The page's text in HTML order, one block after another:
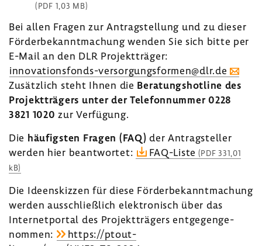
(PDF 1,03 MB)
Bei allen Fragen zur Antrag­stel­lung und zu dieser
Förder­be­kannt­ma­chung wenden Sie sich bitte per
E-Mail an den DLR Projekt­träger:
innovationsfonds-​versorgungsformen@dlr.de
Zusätz­lich steht Ihnen die Bera­tungs­hot­line des
Projekt­trä­gers unter der Tele­fon­nummer 0228
3821 1020 zur Verfü­gung.
Die häufigsten Fragen (FAQ) der Antrag­steller
werden hier beant­wortet:
FAQ-​Liste (PDF 331,01
kB)
Die Ideen­skizzen für diese Förder­be­kannt­ma­chung
werden ausschließ­lich elek­tro­nisch über das
Inter­net­portal des Projekt­trä­gers entge­gen­ge­
nommen:
https://ptout­